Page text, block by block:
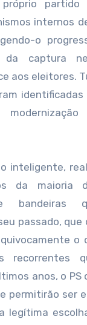
partido
internos
o
da captura
aos eleitores.
inteligente,
da maioria
bandeiras
passado, que
o
recorrentes
anos, o PS
permitirão ser
legítima